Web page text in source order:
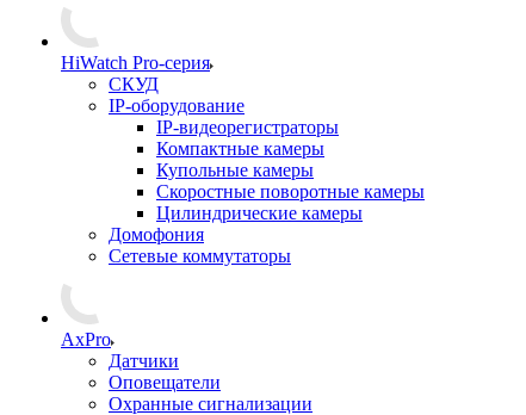
HiWatch Pro-серия
CКУД
IP-оборудование
IP-видеорегистраторы
Компактные камеры
Купольные камеры
Скоростные поворотные камеры
Цилиндрические камеры
Домофония
Сетевые коммутаторы
AxPro
Датчики
Оповещатели
Охранные сигнализации